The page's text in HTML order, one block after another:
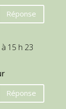
Réponse
15 h 23
Réponse